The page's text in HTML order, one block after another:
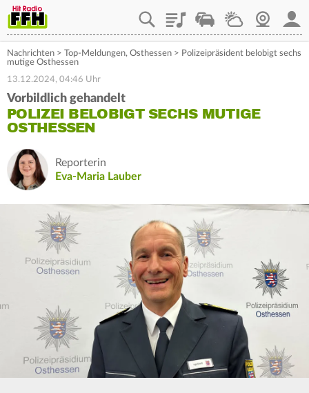
PlaylistStaupilotWetterWebcam
Nachrichten > Top-Meldungen, Osthessen > Polizeipräsident belobigt sechs
mutige Osthessen
13.12.2024, 04:46 Uhr
Vorbildlich gehandelt
POLIZEI BELOBIGT SECHS MUTIGE
OSTHESSEN
Reporterin
Eva-Maria Lauber